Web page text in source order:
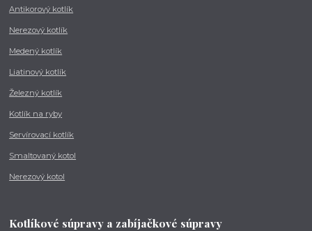
Antikorový kotlík
Nerezový kotlík
Medený kotlík
Liatinový kotlík
Železný kotlík
Kotlík na ryby
Servírovací kotlík
Smaltovaný kotol
Nerezový kotol
Kotlíkové súpravy a zabíjačkové súpravy